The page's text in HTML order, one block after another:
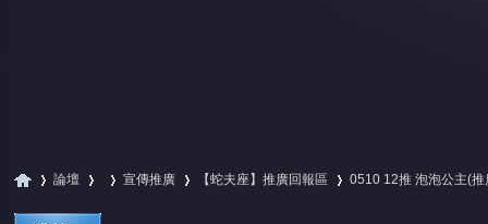
論壇 宣傳推廣 【蛇夫座】推廣回報區 0510 12推 泡泡公主(推